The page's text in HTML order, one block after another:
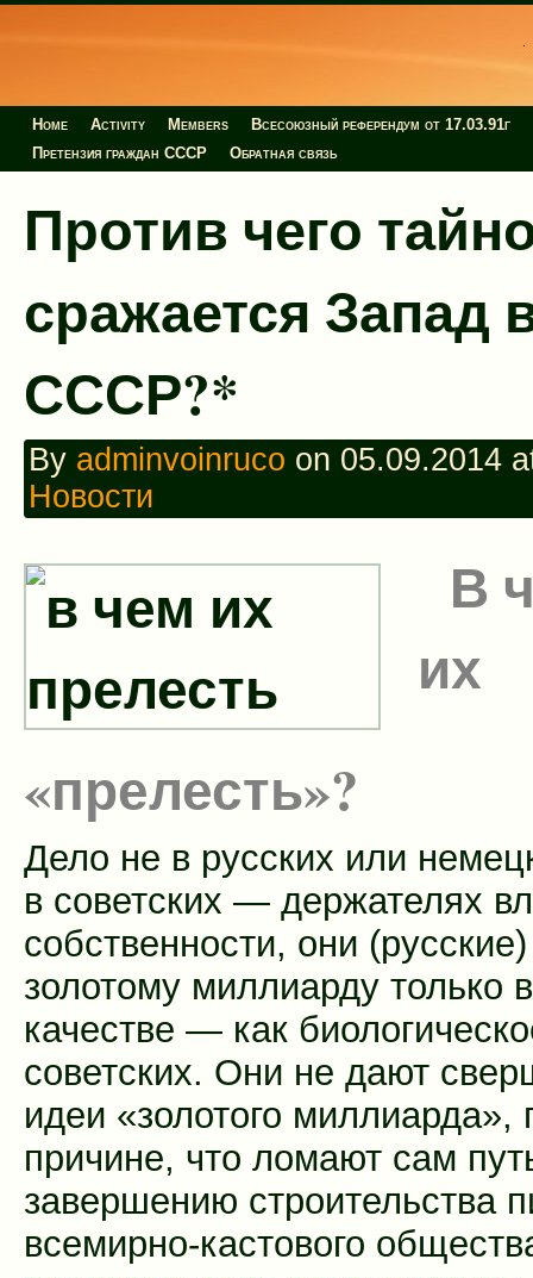
Home Activity Members Всесоюзный референдум от 17.03.91г
Претензия граждан СССР
Обратная связь
Против чего
сражается Запад
СССР?*
By adminvoinruco on 05.09.2014
Новости
В
их
«прелесть»?
Дело не в русских или
в советских — держателях
собственности, они (русские)
золотому миллиарду только
качестве — как
советских. Они не дают
идеи «золотого миллиарда»,
причине, что ломают сам
завершению строительства
всемирно-кастового